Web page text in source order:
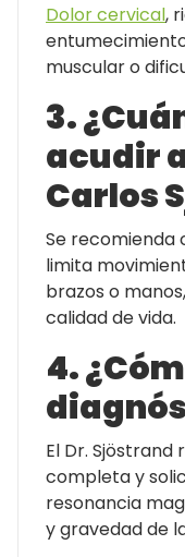
Dolor cervical,
muscular o
3.
acudir
Carlos
Se recomienda
limita
brazos o
calidad de vida.
4.
El Dr.
completa y
resonancia
y gravedad de